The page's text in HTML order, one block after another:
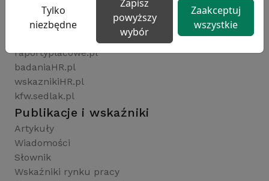
Rynekpracy.pl
sedlak.pl
raportyplacowe.pl
badaniaHR.pl
wskaznikiHR.pl
kfw.sedlak.pl
Publikacje i wskaźniki
Artykuły
Wiadomości
Słownik
Wskaźniki rynku pracy
Tylko
niezbędne
Zapisz
powyższy
wybór
Zaakceptuj
wszystkie